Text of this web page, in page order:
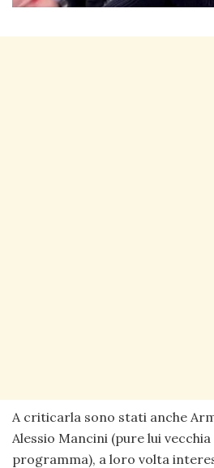
A criticarla sono stati anche
Alessio Mancini (pure lui
programma), a loro volta